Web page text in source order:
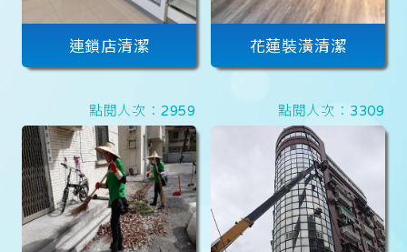
連鎖店清潔 花蓮裝潢清潔
點閱人次：2959 點閱人次：3309